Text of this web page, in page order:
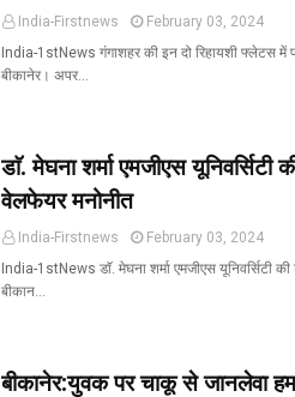
India-Firstnews
February 03, 2024
India-1stNews गंगाशहर की इन दो रिहायशी फ्लेटस में
बीकानेर। अपर…
डाॅ. मेघना शर्मा एमजीएस यूनिवर्सिटी
वेलफेयर मनोनीत
India-Firstnews
February 03, 2024
India-1stNews डाॅ. मेघना शर्मा एमजीएस यूनिवर्सिटी
बीकान…
बीकानेर:युवक पर चाकू से जानलेवा